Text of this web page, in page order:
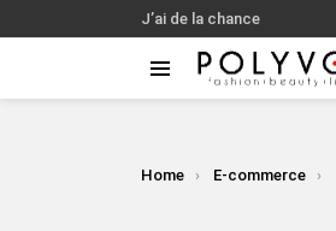
J’ai de la chance
You are here:
Home E-commerce